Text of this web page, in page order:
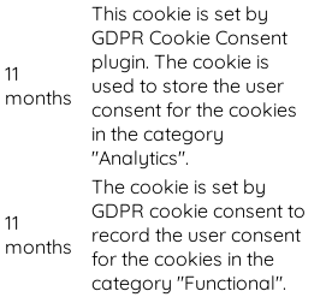
11
months
This cookie is set by
GDPR Cookie Consent
plugin. The cookie is
used to store the user
consent for the cookies
in the category
"Analytics".
11
months
The cookie is set by
GDPR cookie consent to
record the user consent
for the cookies in the
category "Functional".